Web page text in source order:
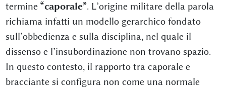
termine “caporale”. L’origine militare della parola
richiama infatti un modello gerarchico fondato
sull’obbedienza e sulla disciplina, nel quale il
dissenso e l’insubordinazione non trovano spazio.
In questo contesto, il rapporto tra caporale e
bracciante si configura non come una normale